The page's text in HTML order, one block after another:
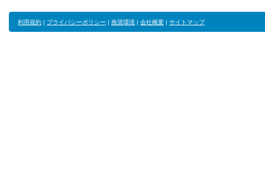
利用規約 | プライバシーポリシー | 推奨環境 | 会社概要 | サイトマップ